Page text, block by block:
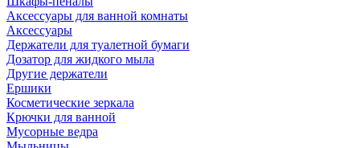
Аксессуары для ванной комнаты
Аксессуары
Держатели для туалетной бумаги
Дозатор для жидкого мыла
Другие держатели
Ершики
Косметические зеркала
Крючки для ванной
Мусорные ведра